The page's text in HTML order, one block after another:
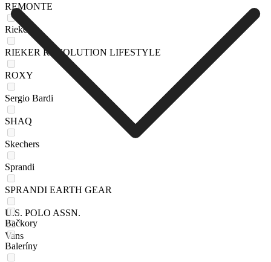
REMONTE
Rieker
RIEKER REVOLUTION LIFESTYLE
ROXY
Sergio Bardi
SHAQ
Skechers
Sprandi
SPRANDI EARTH GEAR
U.S. POLO ASSN.
Vans
Bačkory
Baleríny